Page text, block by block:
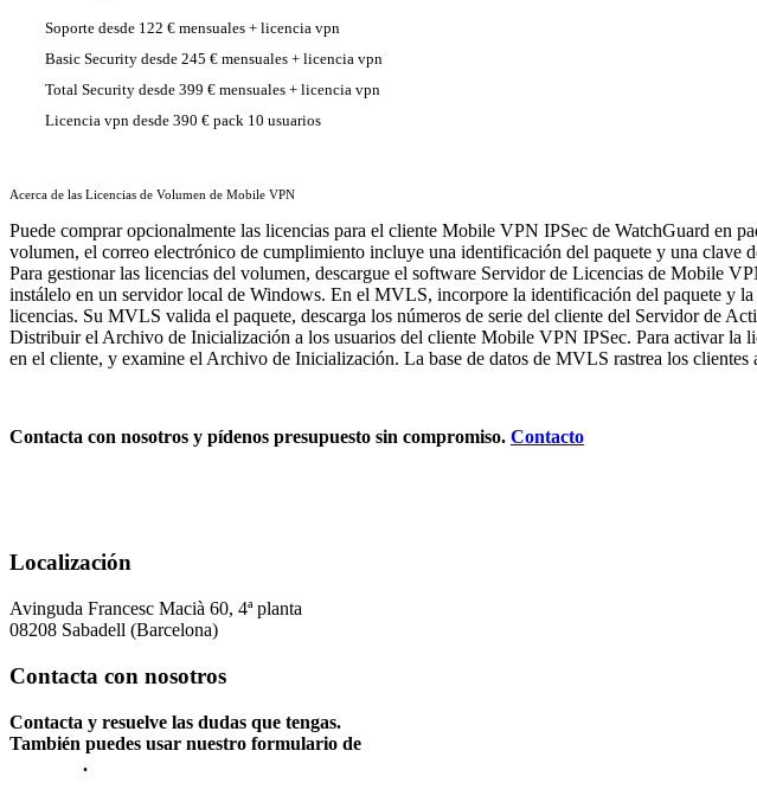
Soporte desde 122 € mensuales + licencia vpn
Basic Security desde 245 € mensuales + licencia vpn
Total Security desde 399 € mensuales + licencia vpn
Licencia vpn desde 390 € pack 10 usuarios
Acerca de las Licencias de Volumen de Mobile VPN
Puede comprar opcionalmente las licencias para el cliente Mobile VPN IPSec de WatchGuard en
volumen, el correo electrónico de cumplimiento incluye una identificación del paquete y una clave
Para gestionar las licencias del volumen, descargue el software Servidor de Licencias de Mobile
instálelo en un servidor local de Windows. En el MVLS, incorpore la identificación del paquete y
licencias. Su MVLS valida el paquete, descarga los números de serie del cliente del Servidor de
Distribuir el Archivo de Inicialización a los usuarios del cliente Mobile VPN IPSec. Para activar la
en el cliente, y examine el Archivo de Inicialización. La base de datos de MVLS rastrea los clientes
Contacta con nosotros y pídenos presupuesto sin compromiso. Contacto
Localización
Avinguda Francesc Macià 60, 4ª planta
08208 Sabadell (Barcelona)
Contacta con nosotros
Contacta y resuelve las dudas que tengas.
También puedes usar nuestro formulario de
.